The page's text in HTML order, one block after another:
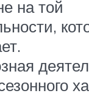
на той